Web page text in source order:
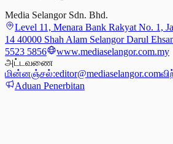
Media Selangor Sdn. Bhd.
Level 11, Menara Bank Rakyat No. 1,
14 40000 Shah Alam Selangor Darul
5523 5856
www.mediaselangor.com.my
அட்டவணை
மின்னஞ்சல்:editor@mediaselangor.com
Aduan Penerbitan